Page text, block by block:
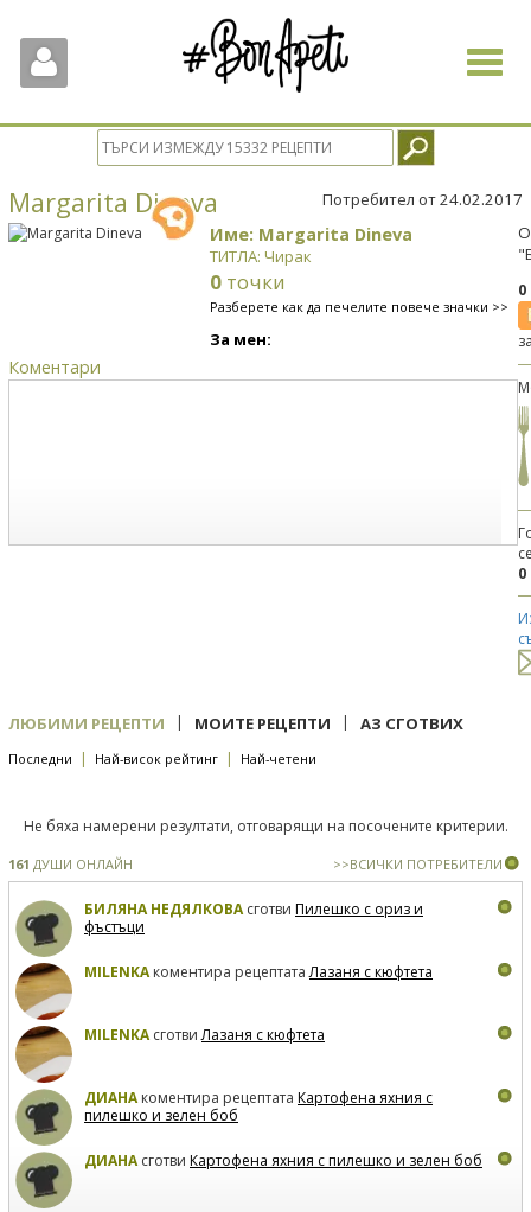
Toggle
Margarita Dineva Потребител от 24.02.2017
Име: Margarita Dineva
ТИТЛА: Чирак
0 точки
Разберете как да печелите повече значки >>
За мен:
Коментари
0
ЛЮБИМИ РЕЦЕПТИ | МОИТЕ РЕЦЕПТИ | АЗ СГОТВИХ
Последни | Най-висок рейтинг | Най-четени
Не бяха намерени резултати, отговарящи на посочените критерии.
161 ДУШИ ОНЛАЙН >>ВСИЧКИ ПОТРЕБИТЕЛИ
БИЛЯНА НЕДЯЛКОВАсготви Пилешко с ориз и
фъстъци
MILENKAкоментира рецептатаЛазаня с кюфтета
MILENKAсготвиЛазаня с кюфтета
ДИАНАкоментира рецептата Картофена яхния с
пилешко и зелен боб
ДИАНАсготви Картофена яхния с пилешко и зелен боб